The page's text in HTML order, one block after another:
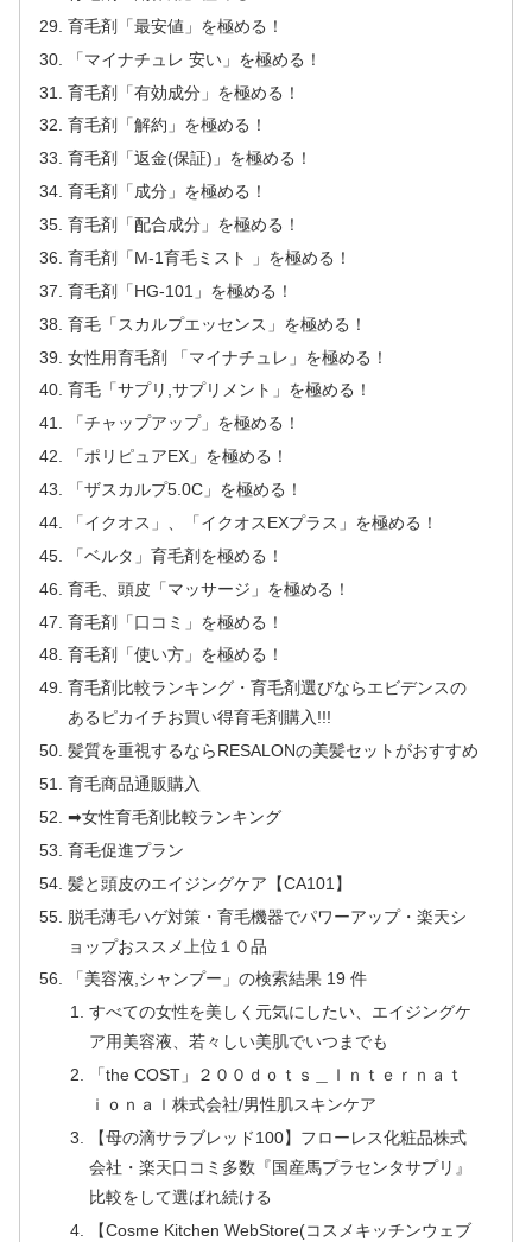
育毛剤「最安値」を極める！
「マイナチュレ 安い」を極める！
育毛剤「有効成分」を極める！
育毛剤「解約」を極める！
育毛剤「返金(保証)」を極める！
育毛剤「成分」を極める！
育毛剤「配合成分」を極める！
育毛剤「M-1育毛ミスト 」を極める！
育毛剤「HG-101」を極める！
育毛「スカルプエッセンス」を極める！
女性用育毛剤 「マイナチュレ」を極める！
育毛「サプリ,サプリメント」を極める！
「チャップアップ」を極める！
「ポリピュアEX」を極める！
「ザスカルプ5.0C」を極める！
「イクオス」、「イクオスEXプラス」を極める！
「ベルタ」育毛剤を極める！
育毛、頭皮「マッサージ」を極める！
育毛剤「口コミ」を極める！
育毛剤「使い方」を極める！
育毛剤比較ランキング・育毛剤選びならエビデンスの
あるピカイチお買い得育毛剤購入!!!
髪質を重視するならRESALONの美髪セットがおすすめ
育毛商品通販購入
➡女性育毛剤比較ランキング
育毛促進プラン
髪と頭皮のエイジングケア【CA101】
脱毛薄毛ハゲ対策・育毛機器でパワーアップ・楽天シ
ョップおススメ上位１０品
「美容液,シャンプー」の検索結果 19 件
すべての女性を美しく元気にしたい、エイジングケ
ア用美容液、若々しい美肌でいつまでも
「the COST」２００ｄｏｔｓ＿Ｉｎｔｅｒｎａｔ
ｉｏｎａｌ株式会社/男性肌スキンケア
【母の滴サラブレッド100】フローレス化粧品株式
会社・楽天口コミ多数『国産馬プラセンタサプリ』
比較をして選ばれ続ける
【Cosme Kitchen WebStore(コスメキッチンウェブ